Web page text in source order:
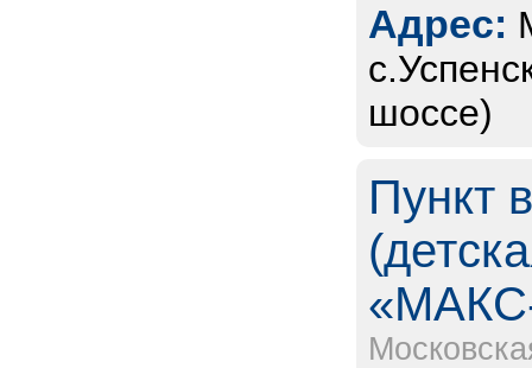
Адрес:
шоссе)
Пункт